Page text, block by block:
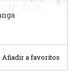
Añadir a favoritos